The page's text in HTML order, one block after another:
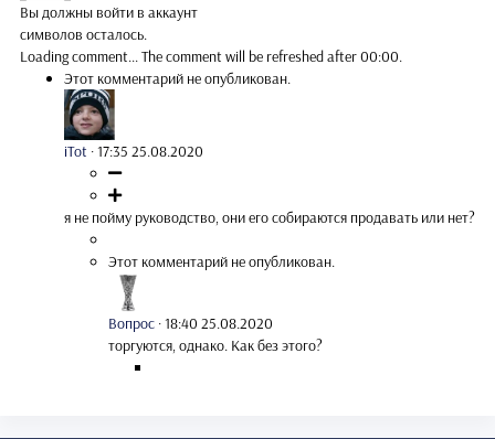
Вы должны войти в аккаунт
символов осталось.
Loading comment...The comment will be refreshed after00:00.
Этот комментарий не опубликован.
iTot ·17:35 25.08.2020
я не пойму руководство, они его собираются продавать или нет?
Этот комментарий не опубликован.
Вопрос ·18:40 25.08.2020
торгуются, однако. Как без этого?